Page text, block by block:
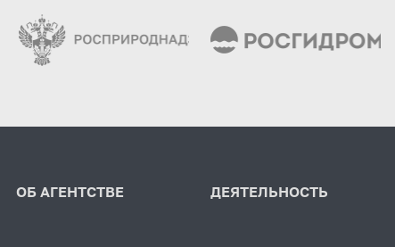
ОБ АГЕНТСТВЕ ДЕЯТЕЛЬНОСТЬ